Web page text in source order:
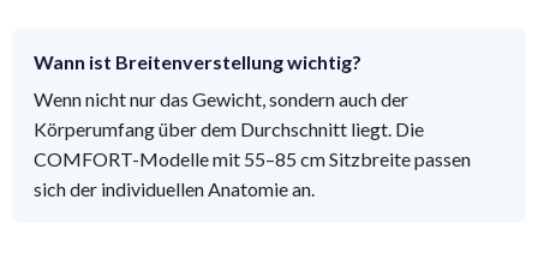
Wann ist Breitenverstellung wichtig?
Wenn nicht nur das Gewicht, sondern auch der
Körperumfang über dem Durchschnitt liegt. Die
COMFORT-Modelle mit 55–85 cm Sitzbreite passen
sich der individuellen Anatomie an.